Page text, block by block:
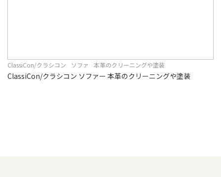
ClassiCon/クラシコン ソファ 本革のクリーニングや塗装
ClassiCon/クラシコン ソファー 本革のクリーニングや塗装